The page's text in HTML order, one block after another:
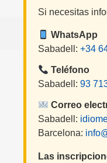
Si necesitas
WhatsApp
Sabadell: +34
Teléfono
Sabadell: 93
Correo
Sabadell:
Barcelona:
Las